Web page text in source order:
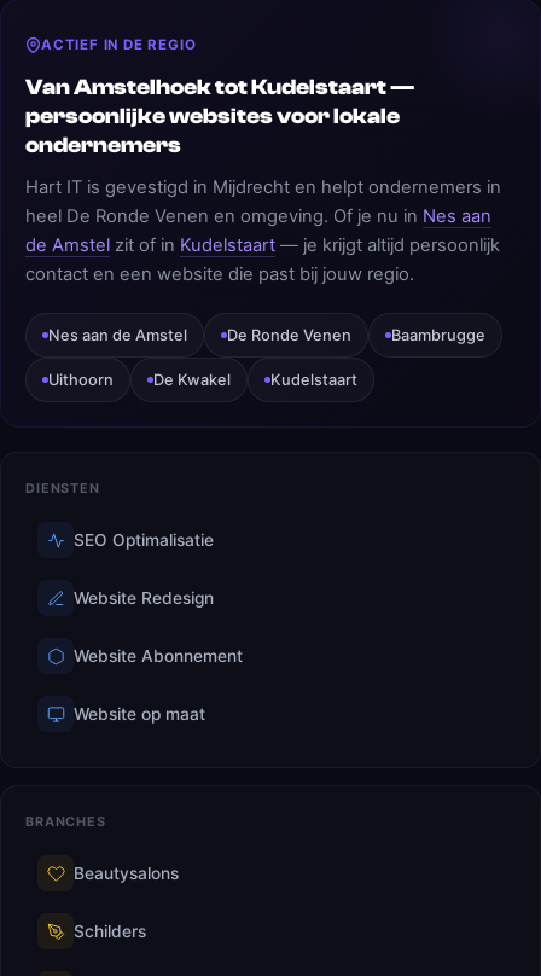
ACTIEF IN DE REGIO
Van Amstelhoek tot Kudelstaart —
persoonlijke websites voor lokale
ondernemers
Hart IT is gevestigd in Mijdrecht en helpt ondernemers in
heel De Ronde Venen en omgeving. Of je nu in Nes aan
de Amstel zit of in Kudelstaart — je krijgt altijd persoonlijk
contact en een website die past bij jouw regio.
Nes aan de Amstel De Ronde Venen Baambrugge
Uithoorn De Kwakel Kudelstaart
DIENSTEN
SEO Optimalisatie
Website Redesign
Website Abonnement
Website op maat
BRANCHES
Beautysalons
Schilders